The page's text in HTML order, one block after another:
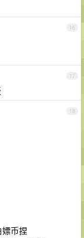
16
17
18
币捏